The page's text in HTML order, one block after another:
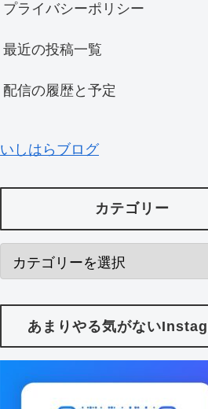
プライバシーポリシー
最近の投稿一覧
配信の履歴と予定
いしはらブログ
カテゴリー
あまりやる気がない